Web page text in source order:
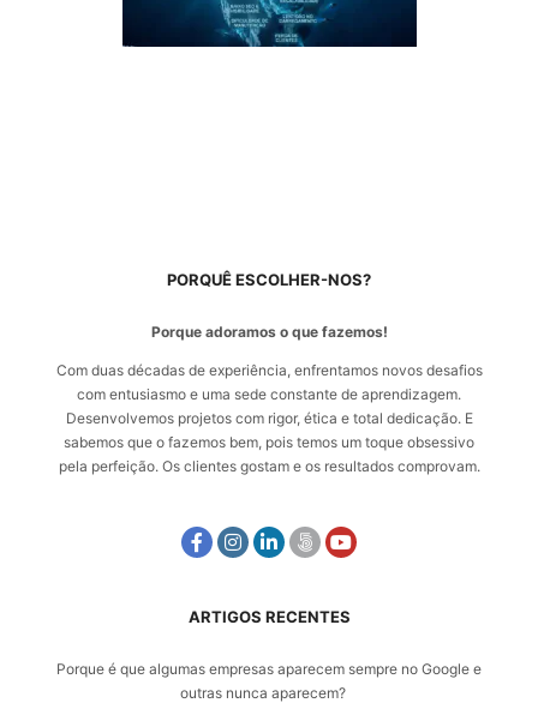
PORQUÊ ESCOLHER-NOS?
Porque adoramos o que fazemos!
Com duas décadas de experiência, enfrentamos novos desafios
com entusiasmo e uma sede constante de aprendizagem.
Desenvolvemos projetos com rigor, ética e total dedicação. E
sabemos que o fazemos bem, pois temos um toque obsessivo
pela perfeição. Os clientes gostam e os resultados comprovam.
ARTIGOS RECENTES
Porque é que algumas empresas aparecem sempre no Google e
outras nunca aparecem?